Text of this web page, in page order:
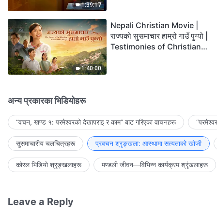
1:39:17
1:40:00
Nepali Christian Movie |
राज्यको सुसमाचार हाम्रो गाउँ पुग्यो |
Testimonies of Christians
अन्य प्रकारका भिडियोहरू
“वचन, खण्ड १: परमेश्‍वरको देखापराइ र काम” बाट गरिएका वाचनहरू
सुसमाचारीय चलचित्रहरू प्रवचन श्रृङ्खला: आस्थामा सत्यताको खोजी
कोरल भिडियो श्रृङ्खलाहरू मण्डली जीवन—विभिन्‍न कार्यक्रम श्रृंखलाहरू
Leave a Reply